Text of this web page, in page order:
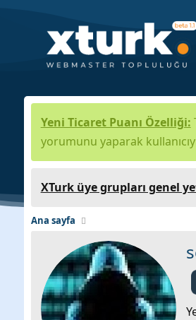
Yeni Ticaret Puanı Özelliği:
yorumunu yaparak
XTurk üye grupları genel
Ana sayfa